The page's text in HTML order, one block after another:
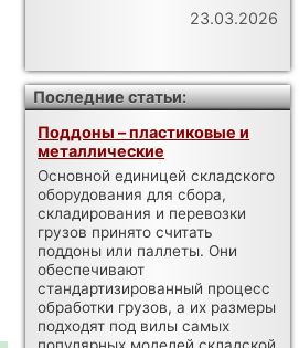
23.03.2026
Последние статьи:
Поддоны – пластиковые и
металлические
Основной единицей складского
оборудования для сбора,
складирования и перевозки
грузов принято считать
поддоны или паллеты. Они
обеспечивают
стандартизированный процесс
обработки грузов, а их размеры
подходят под вилы самых
популярных моделей складской